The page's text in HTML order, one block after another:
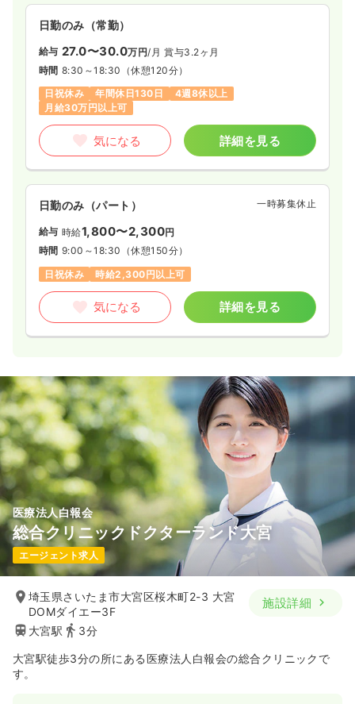
日勤のみ（常勤）
給与 27.0〜30.0万円/月 賞与3.2ヶ月
時間 8:30～18:30 （休憩120分）
日祝休み
年間休日130日
4週8休以上
月給30万円以上可
気になる 詳細を見る
日勤のみ（パート） 一時募集休止
給与 時給1,800〜2,300円
時間 9:00～18:30 （休憩150分）
日祝休み
時給2,300円以上可
気になる 詳細を見る
医療法人白報会
総合クリニックドクターランド大宮
エージェント求人
埼玉県さいたま市大宮区桜木町2-3 大宮
DOMダイエー3F
大宮駅
3分
施設詳細
大宮駅徒歩3分の所にある医療法人白報会の総合クリニックで
す。